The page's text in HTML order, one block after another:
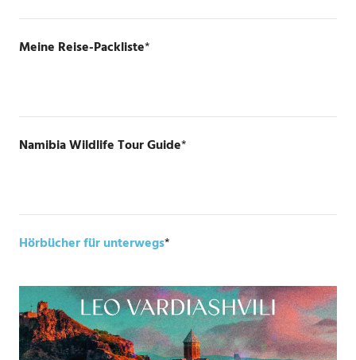
Meine Reise-Packliste*
Namibia Wildlife Tour Guide*
Hörbücher für unterwegs*